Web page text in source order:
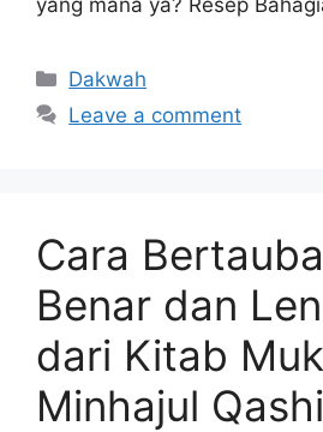
Categories
Dakwah
Leave a comment
Cara
Benar dan
dari Kitab
Minhajul